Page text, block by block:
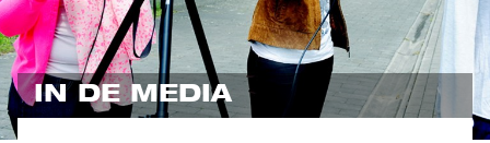
IN DE MEDIA